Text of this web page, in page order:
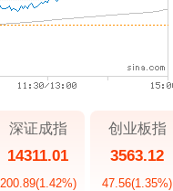
深证成指
14311.01
200.89(1.42%)
创业板指
3563.12
47.56(1.35%)